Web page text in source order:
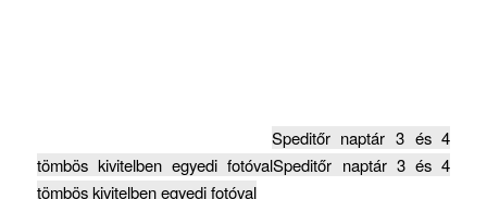
Speditőr naptár 3 és 4
tömbös kivitelben egyedi fotóvalSpeditőr naptár 3 és 4
tömbös kivitelben egyedi fotóval